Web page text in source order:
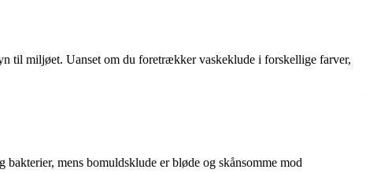
til miljøet. Uanset om du foretrækker vaskeklude i forskellige farver,
mens bomuldsklude er bløde og skånsomme mod